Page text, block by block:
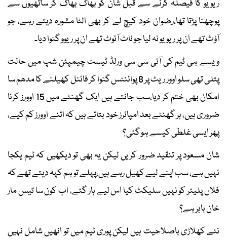
ریویو کا فیصلہ کرنے سے قبل شان کو بھاگ بھاگ کر ساتھیوں سے
پوچھنا پڑتا تھا،رضوان خود کیچ لے کر بھی الٹا مشورہ دیتے رہے، جو
آؤٹ تھے ان پر ریویو نہ لیا جو ناٹ آئوٹ تھے ان پر ریوو گنوا دیا۔
ویسے ہی ٹیم کی آئی سی سی ورلڈ ٹیسٹ چیمپئن شپ میں حالت
پتلی تھی سلو اوور ریٹ پر 8 پوائنٹس گنوا کر فائنل کھیلنے کا مدھم سا
امکان بھی ختم کر دیا،سب جانتے ہیں ایک گھنٹے میں 15 اوورز کرنا
ضروری ہیں، ہر گھنٹے بعد امپائرز خود بتاتے ہیں کہ اتنے اوورز کم کیے،
پھر ایسی غلطی کیسے ہو گئی؟
شان مسعود پر تنقید ضرور کریں لیکن یہ بھی تو دیکھیں کہ ٹیم یکجا
نہیں ہے، سب اپنے لیے کھیل رہے ہیں،پہلے تو ہم کہہ دیتے تھے کہ
فلاں پلیئر کو نہیں سلیکٹ کیا اس لیے ہار گئے، اب کون سا تیس مار
خان باہر ہے؟
نئے کھلاڑی باصلاحیت ہیں لیکن پوری ٹیم میں تو انھیں شامل نہیں